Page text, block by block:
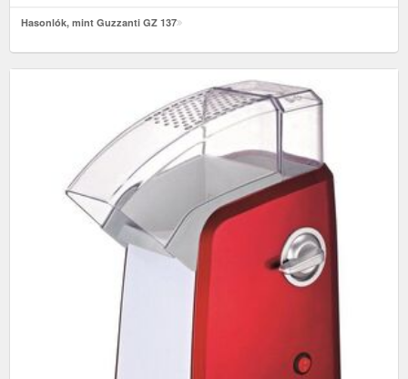
Hasonlók, mint Guzzanti GZ 137